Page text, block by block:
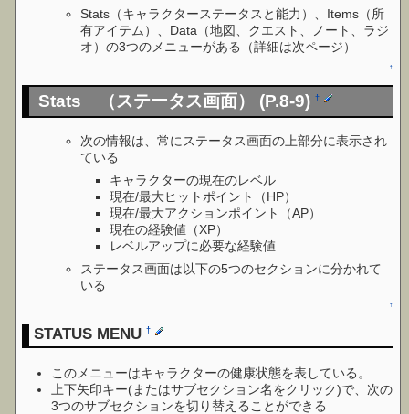
Stats（キャラクターステータスと能力）、Items（所
有アイテム）、Data（地図、クエスト、ノート、ラジ
オ）の3つのメニューがある（詳細は次ページ）
↑
Stats （ステータス画面） (P.8-9)†
次の情報は、常にステータス画面の上部分に表示され
ている
キャラクターの現在のレベル
現在/最大ヒットポイント（HP）
現在/最大アクションポイント（AP）
現在の経験値（XP）
レベルアップに必要な経験値
ステータス画面は以下の5つのセクションに分かれて
いる
↑
STATUS MENU†
このメニューはキャラクターの健康状態を表している。
上下矢印キー(またはサブセクション名をクリック)で、次の
3つのサブセクションを切り替えることができる